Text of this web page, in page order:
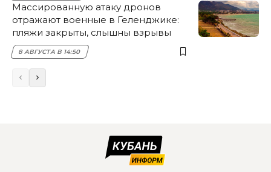
Массированную атаку дронов
отражают военные в Геленджике:
пляжи закрыты, слышны взрывы
8 АВГУСТА В 14:50